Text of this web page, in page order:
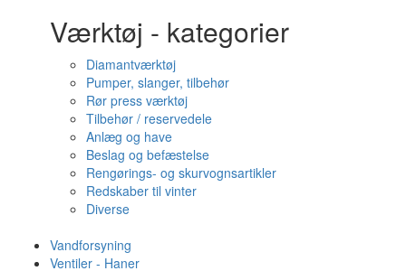
Værktøj - kategorier
Diamantværktøj
Pumper, slanger, tilbehør
Rør press værktøj
Tilbehør / reservedele
Anlæg og have
Beslag og befæstelse
Rengørings- og skurvognsartikler
Redskaber til vinter
Diverse
Vandforsyning
Ventiler - Haner